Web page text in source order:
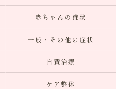
赤ちゃんの症状
一般・その他の症状
自費治療
ケア整体